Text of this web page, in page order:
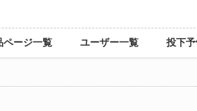
ページ一覧 ユーザー一覧 投下